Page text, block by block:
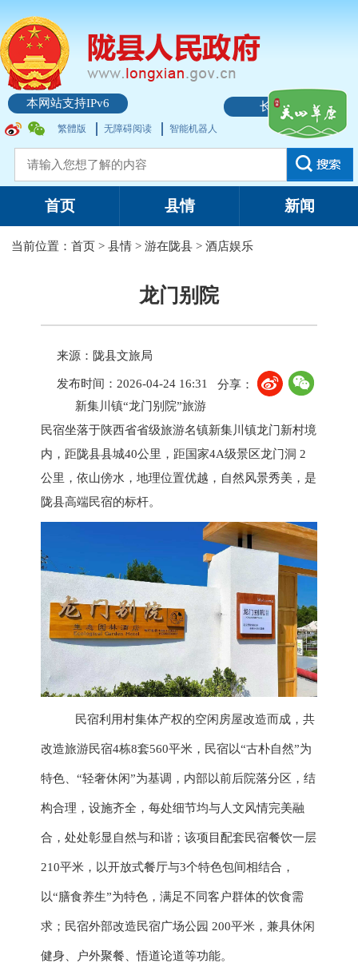
本网站支持IPv6 长者模式
繁體版 无障碍阅读 智能机器人
首页 县情 新闻
当前位置：首页 >县情 >游在陇县 >酒店娱乐
龙门别院
来源：陇县文旅局
发布时间：2026-04-24 16:31
分享：
新集川镇“龙门别院”旅游
民宿坐落于陕西省省级旅游名镇新集川镇龙门新村境
内，距陇县县城40公里，距国家4A级景区龙门洞 2
公里，依山傍水，地理位置优越，自然风景秀美，是
陇县高端民宿的标杆。
民宿利用村集体产权的空闲房屋改造而成，共
改造旅游民宿4栋8套560平米，民宿以“古朴自然”为
特色、“轻奢休闲”为基调，内部以前后院落分区，结
构合理，设施齐全，每处细节均与人文风情完美融
合，处处彰显自然与和谐；该项目配套民宿餐饮一层
210平米，以开放式餐厅与3个特色包间相结合，
以“膳食养生”为特色，满足不同客户群体的饮食需
求；民宿外部改造民宿广场公园 200平米，兼具休闲
健身、户外聚餐、悟道论道等功能。